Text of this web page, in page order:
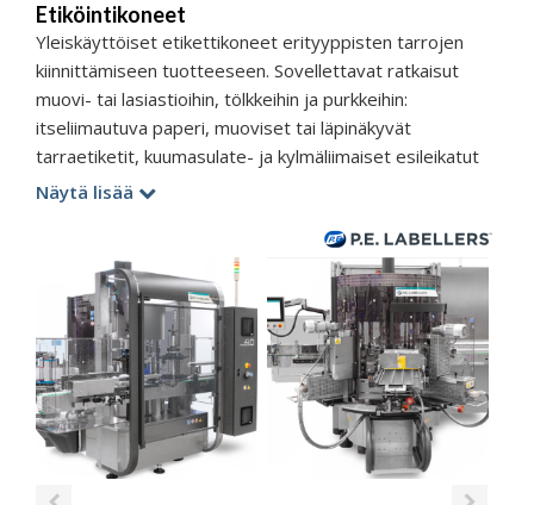
Etiköintikoneet
Yleiskäyttöiset etikettikoneet erityyppisten tarrojen
kiinnittämiseen tuotteeseen. Sovellettavat ratkaisut
muovi- tai lasiastioihin, tölkkeihin ja purkkeihin:
itseliimautuva paperi, muoviset tai läpinäkyvät
tarraetiketit, kuumasulate- ja kylmäliimaiset esileikatut
etiketit, rullasyötetyt kuumasulate- ja esiliimatut etiketit,
Näytä lisää